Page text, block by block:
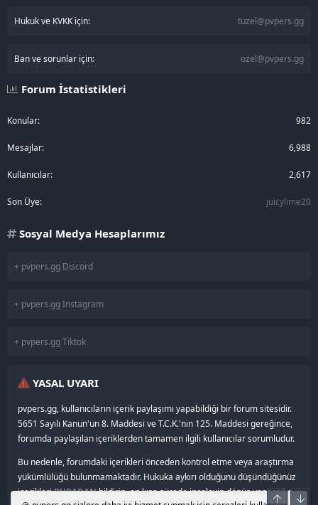
Hukuk ve KVKK için: tuzel@pvpers.gg
Ban ve sorunlar için: ozel@pvpers.gg
Forum İstatistikleri
Konular 982
Mesajlar 6,988
Kullanıcılar 2,617
Son Üye juicylime20
Sosyal Medya Hesaplarımız
+ pvpers.gg Discord
+ pvpers.gg Instagram
+ pvpers.gg Tiktok
YASAL UYARI
pvpers.gg, kullanıcıların içerik paylaşımı yapabildiği bir forum sitesidir.
5651 Sayılı Kanun'un 8. Maddesi ve T.C.K.'nın 125. Maddesi gereğince,
forumda paylaşılan içeriklerden tamamen ilgili kullanıcılar sorumludur.
Bu nedenle, forumdaki içerikleri önceden kontrol etme veya araştırma
yükümlülüğü bulunmamaktadır. Hukuka aykırı olduğunu düşündüğünüz
içerikleriBURADANbildirin, en kısa sürede inceleyip dönüş yapacağız.
Üst Alt